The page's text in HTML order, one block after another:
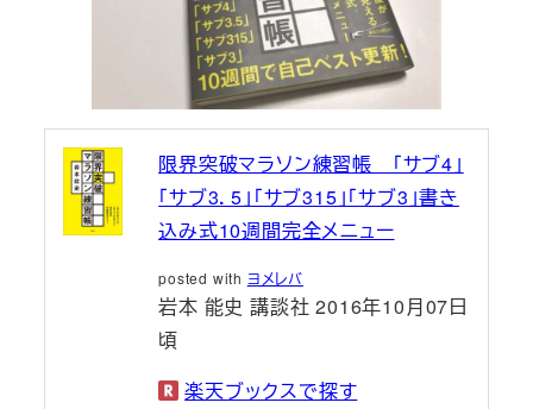
限界突破マラソン練習帳 「サブ4」
「サブ3．5」「サブ315」「サブ3」書き
込み式10週間完全メニュー
posted with ヨメレバ
岩本 能史 講談社 2016年10月07日
頃
楽天ブックスで探す